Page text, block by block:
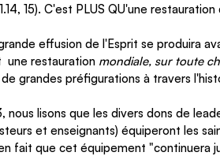
15). C'est PLUS QU'une
effusion de l'Esprit se produira
une restauration mondiale, sur toute
grandes préfigurations à travers
nous lisons que les divers dons de
et enseignants) équiperont les
fait que cet équipement "continuera